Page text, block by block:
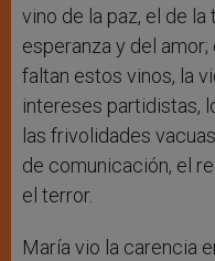
vino de la paz, el de la
esperanza y del
faltan estos vinos, la
intereses partidistas,
las frivolidades
de comunicación, el
el terror.
María vio la carencia